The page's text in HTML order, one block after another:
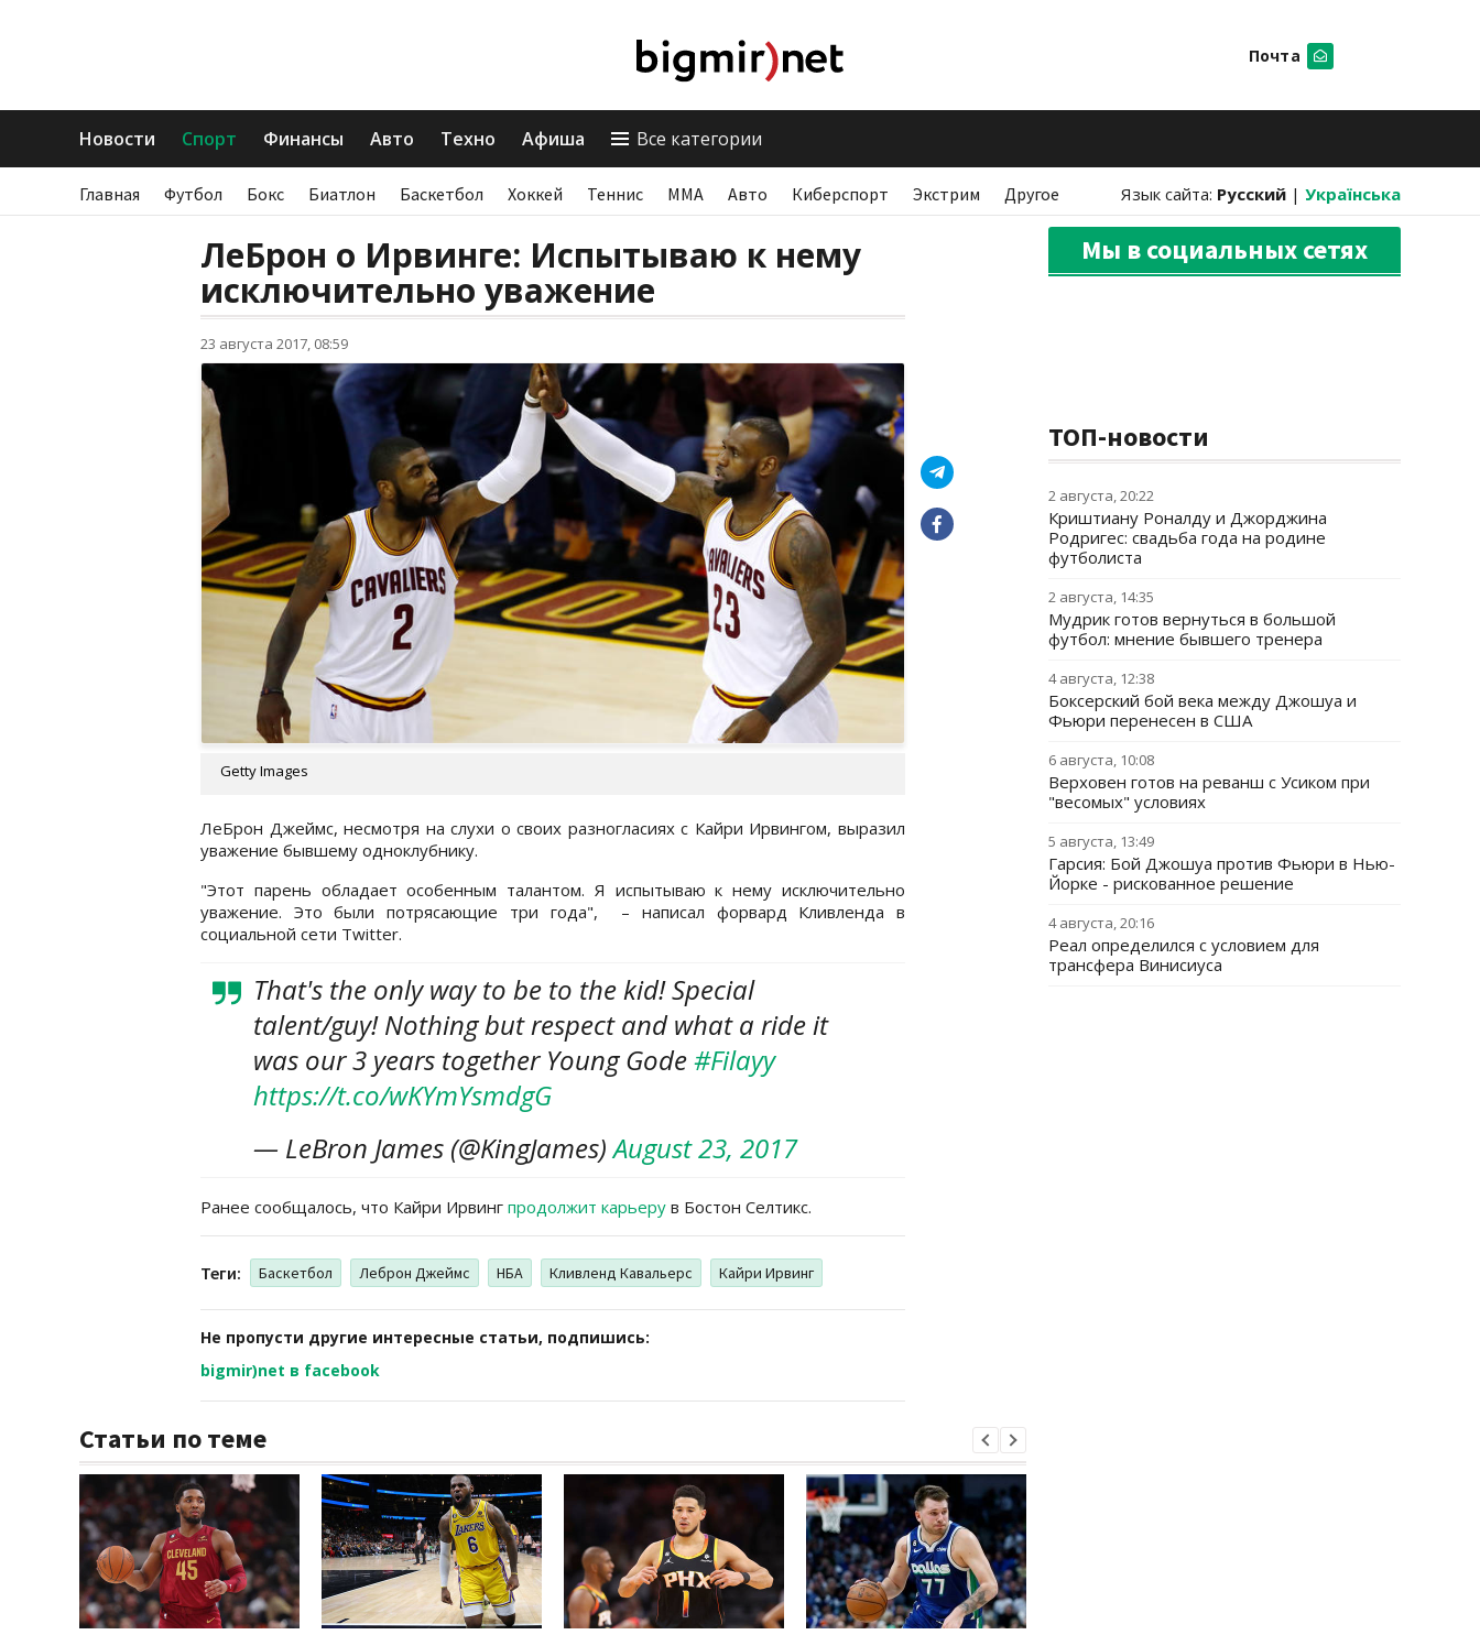
Почта
Новости Спорт Финансы Авто Техно Афиша Все категории
Главная Футбол Бокс Биатлон Баскетбол Хоккей Теннис ММА Авто Киберспорт Экстрим Другое Язык сайта: Русский | Українська
ЛеБрон о Ирвинге: Испытываю к нему
исключительно уважение
23 августа 2017, 08:59
Getty Images
ЛеБрон Джеймс, несмотря на слухи о своих разногласиях с Кайри Ирвингом, выразил
уважение бывшему одноклубнику.
"Этот парень обладает особенным талантом. Я испытываю к нему исключительно
уважение. Это были потрясающие три года", – написал форвард Кливленда в
социальной сети Twitter.
That's the only way to be to the kid! Special
talent/guy! Nothing but respect and what a ride it
was our 3 years together Young Gode#Filayy
https://t.co/wKYmYsmdgG
— LeBron James (@KingJames)August 23, 2017
Ранее сообщалось, что Кайри Ирвинг продолжит карьеру в Бостон Селтикс.
Теги: Баскетбол Леброн Джеймс НБА Кливленд Кавальерс Кайри Ирвинг
Не пропусти другие интересные статьи, подпишись:
bigmir)net в facebook
Статьи по теме
Мы в социальных сетях
ТОП-новости
2 августа, 20:22
Криштиану Роналду и Джорджина
Родригес: свадьба года на родине
футболиста
2 августа, 14:35
Мудрик готов вернуться в большой
футбол: мнение бывшего тренера
4 августа, 12:38
Боксерский бой века между Джошуа и
Фьюри перенесен в США
6 августа, 10:08
Верховен готов на реванш с Усиком при
"весомых" условиях
5 августа, 13:49
Гарсия: Бой Джошуа против Фьюри в Нью-
Йорке - рискованное решение
4 августа, 20:16
Реал определился с условием для
трансфера Винисиуса